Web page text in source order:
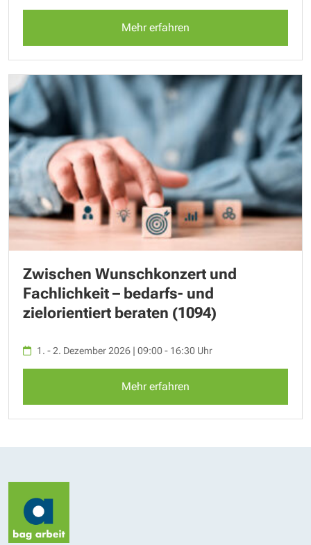
Mehr erfahren
Zwischen Wunschkonzert und
Fachlichkeit – bedarfs- und
zielorientiert beraten (1094)
1. - 2. Dezember 2026 | 09:00 - 16:30 Uhr
Mehr erfahren